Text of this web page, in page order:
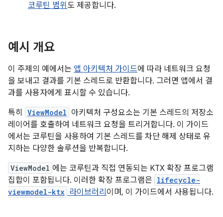
코루틴 범위 도 제공합니다.
예시 개요
이 주제의 예에서는 앱 아키텍처 가이드에 따라 네트워크 요청
을 보내고 결과를 기본 스레드로 반환합니다. 그러면 앱에서 결
과를 사용자에게 표시할 수 있습니다.
특히
ViewModel 아키텍처 구성요소는 기본 스레드의 저장소
레이어를 호출하여 네트워크 요청을 트리거합니다. 이 가이드
에서는 코루틴을 사용하여 기본 스레드를 차단 해제 상태로 유
지하는 다양한 솔루션을 반복합니다.
ViewModel 에는 코루틴과 직접 연동되는 KTX 확장 프로그램
집합이 포함됩니다. 이러한 확장 프로그램은 lifecycle-
viewmodel-ktx 라이브러리 이며, 이 가이드에서 사용됩니다.